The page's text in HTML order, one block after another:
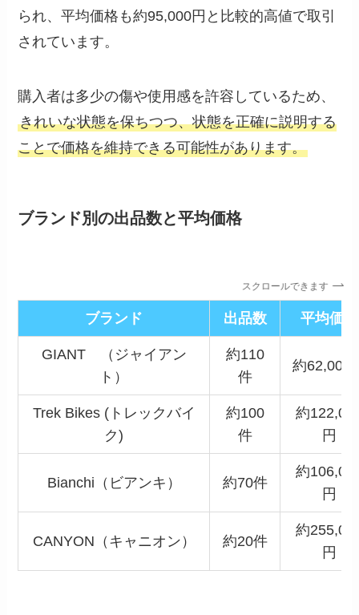
られ、平均価格も約95,000円と比較的高値で取引
されています。
購入者は多少の傷や使用感を許容しているため、
きれいな状態を保ちつつ、状態を正確に説明する
ことで価格を維持できる可能性があります。
ブランド別の出品数と平均価格
スクロールできます
ブランド 出品数 平均価格
GIANT （ジャイアン
ト）
約110
件
約62,000
Trek Bikes (トレックバイ
ク)
約100
件
約
円
Bianchi（ビアンキ） 約70件
約
円
CANYON（キャニオン） 約20件
約
円